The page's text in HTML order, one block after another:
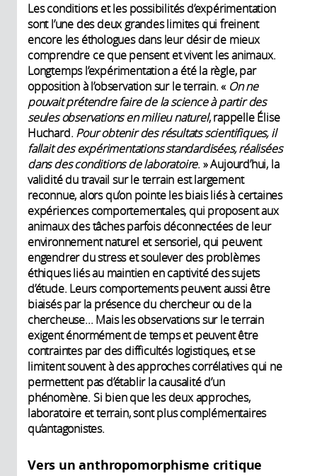
Les conditions et les possibilités d’expérimentation
sont l’une des deux grandes limites qui freinent
encore les éthologues dans leur désir de mieux
comprendre ce que pensent et vivent les animaux.
Longtemps l’expérimentation a été la règle, par
opposition à l’observation sur le terrain. « On ne
pouvait prétendre faire de la science à partir des
seules observations en milieu naturel, rappelle Élise
Huchard. Pour obtenir des résultats scientifiques, il
fallait des expérimentations standardisées, réalisées
dans des conditions de laboratoire. » Aujourd’hui, la
validité du travail sur le terrain est largement
reconnue, alors qu’on pointe les biais liés à certaines
expériences comportementales, qui proposent aux
animaux des tâches parfois déconnectées de leur
environnement naturel et sensoriel, qui peuvent
engendrer du stress et soulever des problèmes
éthiques liés au maintien en captivité des sujets
d’étude. Leurs comportements peuvent aussi être
biaisés par la présence du chercheur ou de la
chercheuse... Mais les observations sur le terrain
exigent énormément de temps et peuvent être
contraintes par des difficultés logistiques, et se
limitent souvent à des approches corrélatives qui ne
permettent pas d’établir la causalité d’un
phénomène. Si bien que les deux approches,
laboratoire et terrain, sont plus complémentaires
qu’antagonistes.
Vers un anthropomorphisme critique